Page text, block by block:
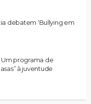
debatem ‘Bullying em
Um programa de
à juventude